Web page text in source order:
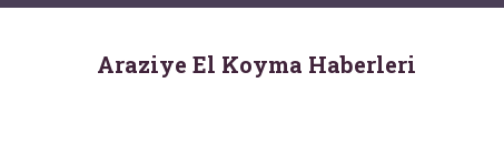
Araziye El Koyma Haberleri